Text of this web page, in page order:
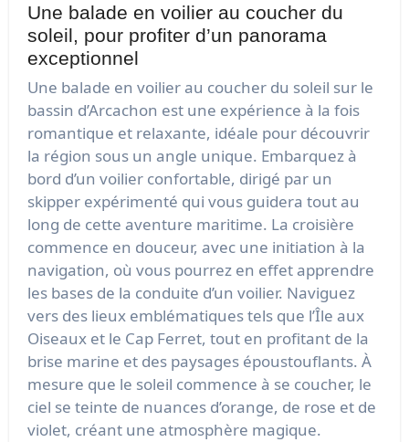
Une balade en voilier au coucher du
soleil, pour profiter d’un panorama
exceptionnel
Une balade en voilier au coucher du soleil sur le
bassin d’Arcachon est une expérience à la fois
romantique et relaxante, idéale pour découvrir
la région sous un angle unique. Embarquez à
bord d’un voilier confortable, dirigé par un
skipper expérimenté qui vous guidera tout au
long de cette aventure maritime. La croisière
commence en douceur, avec une initiation à la
navigation, où vous pourrez en effet apprendre
les bases de la conduite d’un voilier. Naviguez
vers des lieux emblématiques tels que l’Île aux
Oiseaux et le Cap Ferret, tout en profitant de la
brise marine et des paysages époustouflants. À
mesure que le soleil commence à se coucher, le
ciel se teinte de nuances d’orange, de rose et de
violet, créant une atmosphère magique.